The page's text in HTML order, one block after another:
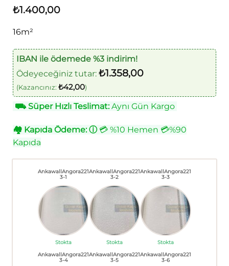
₺1.400,00
16m²
IBAN ile ödemede %3 indirim!
Ödeyeceğiniz tutar: ₺1.358,00
(Kazancınız: ₺42,00)
⛟Süper Hızlı Teslimat:Aynı Gün Kargo
🏘 Kapıda Ödeme: ⓘ💳 %10 Hemen 💳%90
Kapıda
AnkawallAngora221
3-1
Stokta
AnkawallAngora221
3-2
Stokta
AnkawallAngora221
3-3
Stokta
AnkawallAngora221
3-4
AnkawallAngora221
3-5
AnkawallAngora221
3-6